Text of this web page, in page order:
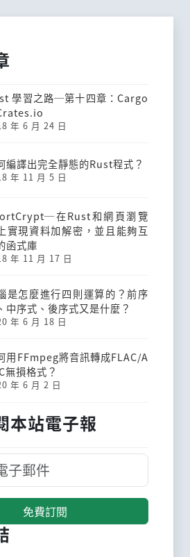
學習之路─第十四章：Cargo
年 6 月 24 日
編譯出完全靜態的Rust程式？
年 11 月 5 日
在Rust和網頁瀏覽
實現資料加解密，並且能夠互
函式庫
年 11 月 17 日
是怎麼進行四則運算的？前序
中序式、後序式又是什麼？
年 6 月 18 日
用FFmpeg將音訊轉成FLAC/A
無損格式？
年 6 月 2 日
本站電子報
免費訂閱